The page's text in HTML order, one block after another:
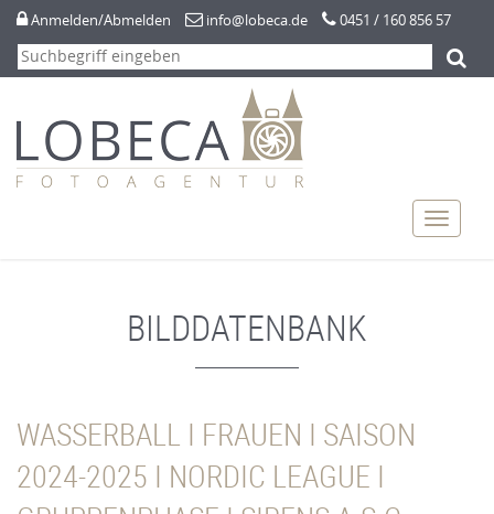
 Anmelden/Abmelden  info@lobeca.de  0451 / 160 856 57
BILDDATENBANK
WASSERBALL I FRAUEN I SAISON
2024-2025 I NORDIC LEAGUE I